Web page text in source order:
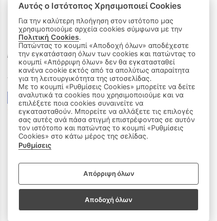
ΟΙ ΑΓΟΡΕΣ ΜΟΥ
Καλάθι Αγορών
Δεχόμαστε όλες τις πιστωτικές κάρτες:
Sitemap/Login
Αυτός ο Ιστότοπος Χρησιμοποιεί Cookies
Για την καλύτερη πλοήγηση στον ιστότοπο μας
χρησιμοποιούμε αρχεία cookies σύμφωνα με την
Πολιτική Cookies.
Πατώντας το κουμπί «Αποδοχή όλων» αποδέχεστε
την εγκατάσταση όλων των cookies και πατώντας το
κουμπί «Απόρριψη όλων» δεν θα εγκατασταθεί
κανένα cookie εκτός από τα απολύτως απαραίτητα
για τη λειτουργικότητα της ιστοσελίδας.
Με το κουμπί «Ρυθμίσεις Cookies» μπορείτε να δείτε
αναλυτικά τα cookies που χρησιμοποιούμε και να
επιλέξετε ποια cookies συναινείτε να
εγκατασταθούν. Μπορείτε να αλλάξετε τις επιλογές
σας αυτές ανά πάσα στιγμή επιστρέφοντας σε αυτόν
τον ιστότοπο και πατώντας το κουμπί «Ρυθμίσεις
Cookies» στο κάτω μέρος της σελίδας.
Ρυθμίσεις
Απόρριψη όλων
Αποδοχή όλων